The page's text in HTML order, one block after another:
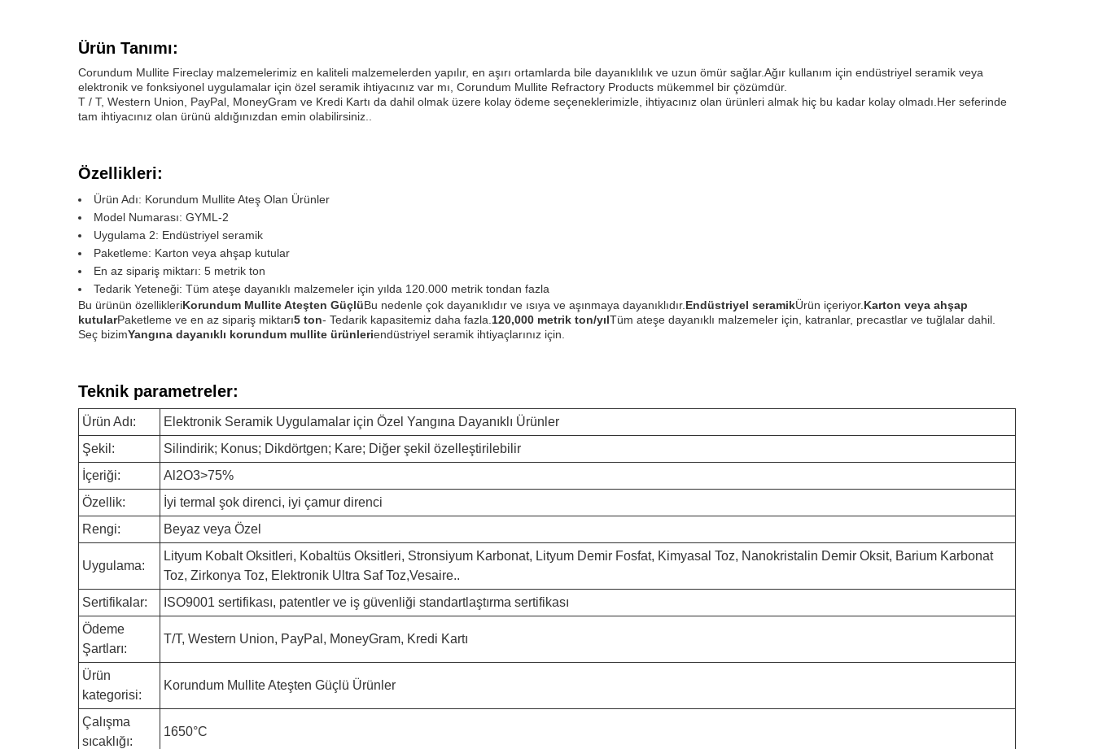
Ürün Tanımı:
Corundum Mullite Fireclay malzemelerimiz en kaliteli malzemelerden yapılır, en aşırı ortamlarda bile dayanıklılık ve uzun ömür sağlar.Ağır kullanım için endüstriyel seramik veya
elektronik ve fonksiyonel uygulamalar için özel seramik ihtiyacınız var mı, Corundum Mullite Refractory Products mükemmel bir çözümdür.
T / T, Western Union, PayPal, MoneyGram ve Kredi Kartı da dahil olmak üzere kolay ödeme seçeneklerimizle, ihtiyacınız olan ürünleri almak hiç bu kadar kolay olmadı.Her seferinde
tam ihtiyacınız olan ürünü aldığınızdan emin olabilirsiniz..
Özellikleri:
Ürün Adı: Korundum Mullite Ateş Olan Ürünler
Model Numarası: GYML-2
Uygulama 2: Endüstriyel seramik
Paketleme: Karton veya ahşap kutular
En az sipariş miktarı: 5 metrik ton
Tedarik Yeteneği: Tüm ateşe dayanıklı malzemeler için yılda 120.000 metrik tondan fazla
Bu ürünün özellikleriKorundum Mullite Ateşten GüçlüBu nedenle çok dayanıklıdır ve ısıya ve aşınmaya dayanıklıdır. Endüstriyel seramikÜrün içeriyor. Karton veya ahşap
kutularPaketleme ve en az sipariş miktarı5 ton- Tedarik kapasitemiz daha fazla. 120,000 metrik ton/yılTüm ateşe dayanıklı malzemeler için, katranlar, precastlar ve tuğlalar dahil.
Seç bizimYangına dayanıklı korundum mullite ürünleriendüstriyel seramik ihtiyaçlarınız için.
Teknik parametreler:
Ürün Adı:
Elektronik Seramik Uygulamalar için Özel Yangına Dayanıklı Ürünler
Şekil:
Silindirik; Konus; Dikdörtgen; Kare; Diğer şekil özelleştirilebilir
İçeriği:
Al2O3>75%
Özellik:
İyi termal şok direnci, iyi çamur direnci
Rengi:
Beyaz veya Özel
Uygulama:
Lityum Kobalt Oksitleri, Kobaltüs Oksitleri, Stronsiyum Karbonat, Lityum Demir Fosfat, Kimyasal Toz, Nanokristalin Demir Oksit, Barium Karbonat
Toz, Zirkonya Toz, Elektronik Ultra Saf Toz,Vesaire..
Sertifikalar:
ISO9001 sertifikası, patentler ve iş güvenliği standartlaştırma sertifikası
Ödeme
Şartları:
T/T, Western Union, PayPal, MoneyGram, Kredi Kartı
Ürün
kategorisi:
Korundum Mullite Ateşten Güçlü Ürünler
Çalışma
sıcaklığı:
1650°C